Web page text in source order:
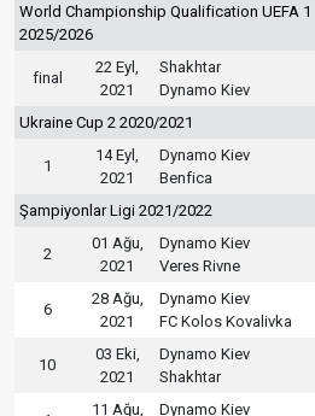
World Championship Qualification UEFA 1
2025/2026
final
22 Eyl,
2021
Shakhtar
Dynamo Kiev
Ukraine Cup 2 2020/2021
1
14 Eyl,
2021
Dynamo Kiev
Benfica
Şampiyonlar Ligi 2021/2022
2
01 Ağu,
2021
Dynamo Kiev
Veres Rivne
6
28 Ağu,
2021
Dynamo Kiev
FC Kolos Kovalivka
10
03 Eki,
2021
Dynamo Kiev
Shakhtar
11 Ağu, Dynamo Kiev